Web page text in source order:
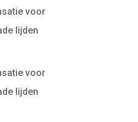
voor
lijden
voor
lijden